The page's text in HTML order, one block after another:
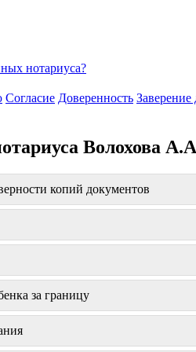
нотариуса?
Согласие Доверенность Заверение
Волохова
копий документов
за границу